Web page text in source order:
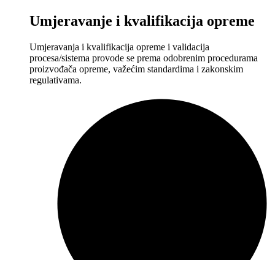
Umjeravanje i kvalifikacija opreme
Umjeravanja i kvalifikacija opreme i validacija
procesa/sistema provode se prema odobrenim procedurama
proizvođača opreme, važećim standardima i zakonskim
regulativama.